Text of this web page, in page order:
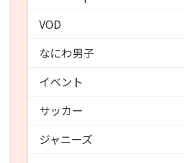
VOD
なにわ男子
イベント
サッカー
ジャニーズ